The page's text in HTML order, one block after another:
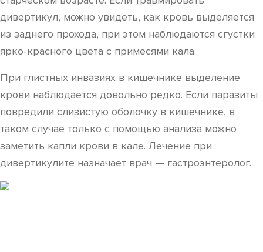
дивертикул, можно увидеть, как кровь выделяется
из заднего прохода, при этом наблюдаются сгустки
ярко-красного цвета с примесями кала.
При глистных инвазиях в кишечнике выделение
крови наблюдается довольно редко. Если паразиты
повредили слизистую оболочку в кишечнике, в
таком случае только с помощью анализа можно
заметить капли крови в кале. Лечение при
дивертикулите назначает врач — гастроэнтеролог.